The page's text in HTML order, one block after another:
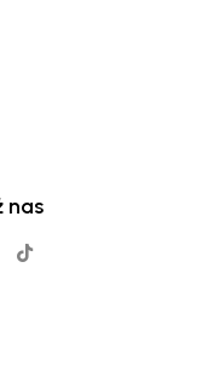
nas